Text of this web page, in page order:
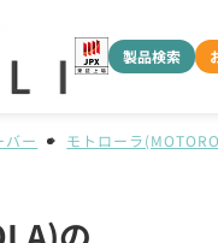
製品検索
バー モトローラ